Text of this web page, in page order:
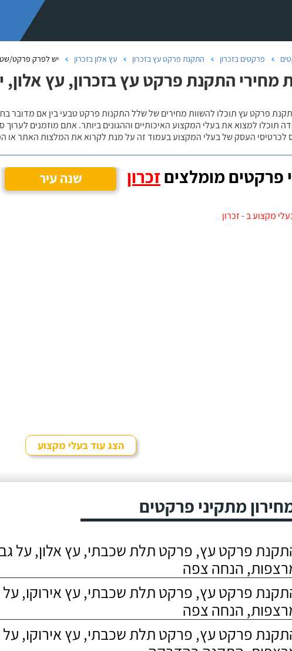
פרקטים בזכרון התקנת פרקט עץ בזכרון עץ אלון בזכרון יש לפרק פרקט/
מחירי התקנת פרקט עץ בזכרון, עץ
פרקט עץ תוכלו להשוות מחירים של שלל התקנות פרקט טבעי בין אם מדובר
תוכלו למצוא את בעלי המקצוע האיכותיים וההגונים ביותר. אתם מוזמנים לערוך
לכרטיסי העסק של בעלי המקצוע בעמוד זה על מנת לקרוא את המלצות האתר או
פרקטים מומלצים זכרון שנה עיר
מקצוע ב - זכרון
הצג עוד בעלי מקצוע
מתקיני פרקטים
פרקט עץ, פרקט תלת שכבתי, עץ אלון, על
הנחה צפה
פרקט עץ, פרקט תלת שכבתי, עץ אירוקו, על
הנחה צפה
פרקט עץ, פרקט תלת שכבתי, עץ אירוקו, על